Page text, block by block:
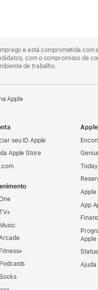
e está comprometida
com o compromisso de
de trabalho.
Apple
seu ID Apple
Apple Store
Apple
App
Apple
Ajuda